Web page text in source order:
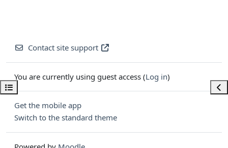
Open course index
Contact site support
You are currently using guest access (Log in)
Get the mobile app
Switch to the standard theme